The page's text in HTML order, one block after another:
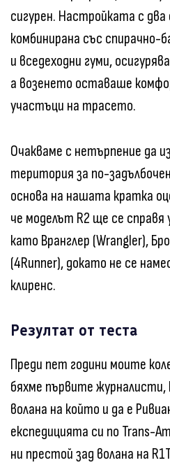
сигурен. Настройката с
комбинирана със спирачно-
и всeдеходни гуми,
а возенето оставаше
участъци на трасето.
Очакваме с нетърпение да
територия за по-
основа на нашата кратка
че моделът R2 ще се
като Вранглер (Wrangler),
(4Runner), докато не се
клиренс.
Резултат от теста
Преди пет години моите
бяхме първите журналисти,
волана на който и да е
експедицията си по Trans-
ни престой зад волана на